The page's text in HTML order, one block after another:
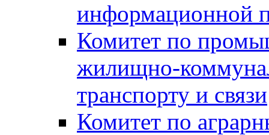
информационной
Комитет по
жилищно-
транспорту и связи
Комитет по